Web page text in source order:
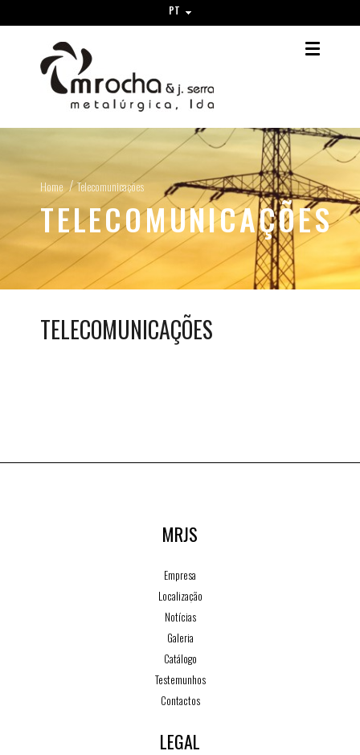
PT
Home Telecomunicações
TELECOMUNICAÇÕES
TELECOMUNICAÇÕES
MRJS
Empresa
Localização
Notícias
Galeria
Catálogo
Testemunhos
Contactos
LEGAL